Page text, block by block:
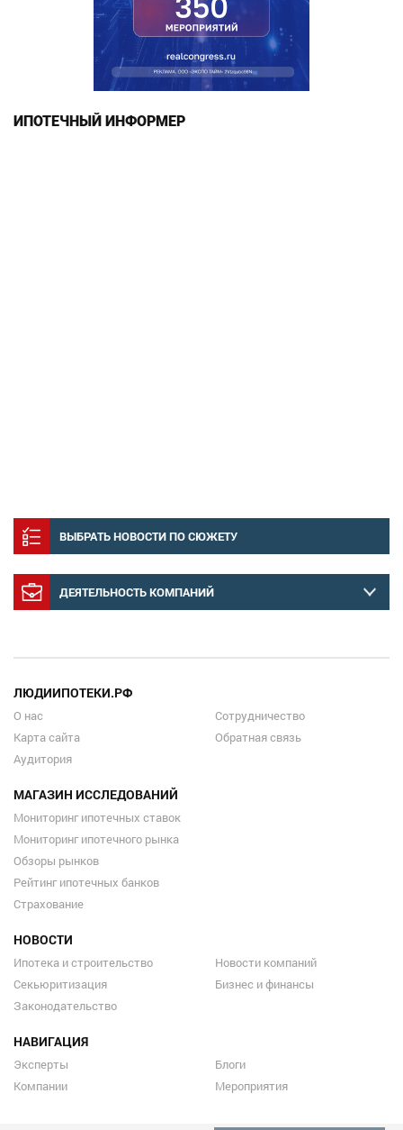
ИПОТЕЧНЫЙ ИНФОРМЕР
ВЫБРАТЬ НОВОСТИ ПО СЮЖЕТУ
ДЕЯТЕЛЬНОСТЬ КОМПАНИЙ
ЛЮДИИПОТЕКИ.РФ
О нас
Карта сайта
Аудитория
Сотрудничество
Обратная связь
МАГАЗИН ИССЛЕДОВАНИЙ
Мониторинг ипотечных ставок
Мониторинг ипотечного рынка
Обзоры рынков
Рейтинг ипотечных банков
Страхование
НОВОСТИ
Ипотека и строительство
Секьюритизация
Законодательство
Новости компаний
Бизнес и финансы
НАВИГАЦИЯ
Эксперты
Компании
Блоги
Мероприятия